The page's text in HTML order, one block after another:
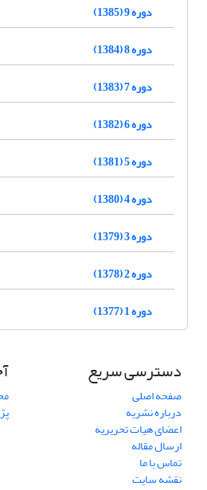
دوره 9 (1385)
دوره 8 (1384)
دوره 7 (1383)
دوره 6 (1382)
دوره 5 (1381)
دوره 4 (1380)
دوره 3 (1379)
دوره 2 (1378)
دوره 1 (1377)
دسترسی سریع
صفحه اصلی
درباره نشریه
اعضای هیات تحریریه
ارسال مقاله
تماس با ما
نقشه سایت